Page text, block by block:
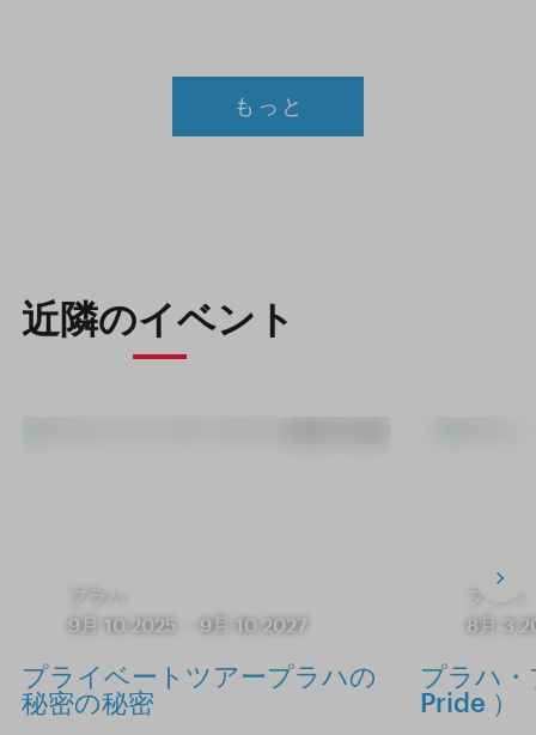
もっと
近隣のイベント
プラハ
9月 10 2025
9月 10 2027
プライベートツアープラハの
秘密の秘密
プラハ
8月 3
プラハ
Pride ）